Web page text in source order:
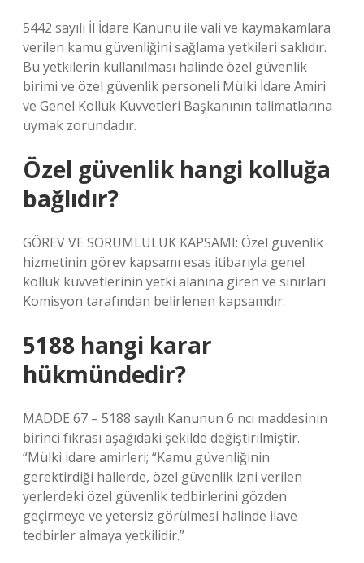
5442 sayılı İl İdare Kanunu ile vali ve kaymakamlara
verilen kamu güvenliğini sağlama yetkileri saklıdır.
Bu yetkilerin kullanılması halinde özel güvenlik
birimi ve özel güvenlik personeli Mülki İdare Amiri
ve Genel Kolluk Kuvvetleri Başkanının talimatlarına
uymak zorundadır.
Özel güvenlik hangi kolluğa
bağlıdır?
GÖREV VE SORUMLULUK KAPSAMI: Özel güvenlik
hizmetinin görev kapsamı esas itibarıyla genel
kolluk kuvvetlerinin yetki alanına giren ve sınırları
Komisyon tarafından belirlenen kapsamdır.
5188 hangi karar
hükmündedir?
MADDE 67 – 5188 sayılı Kanunun 6 ncı maddesinin
birinci fıkrası aşağıdaki şekilde değiştirilmiştir.
“Mülki idare amirleri; “Kamu güvenliğinin
gerektirdiği hallerde, özel güvenlik izni verilen
yerlerdeki özel güvenlik tedbirlerini gözden
geçirmeye ve yetersiz görülmesi halinde ilave
tedbirler almaya yetkilidir.”